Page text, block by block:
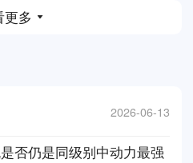
更多
2026-06-13
否仍是同级别中动力最强